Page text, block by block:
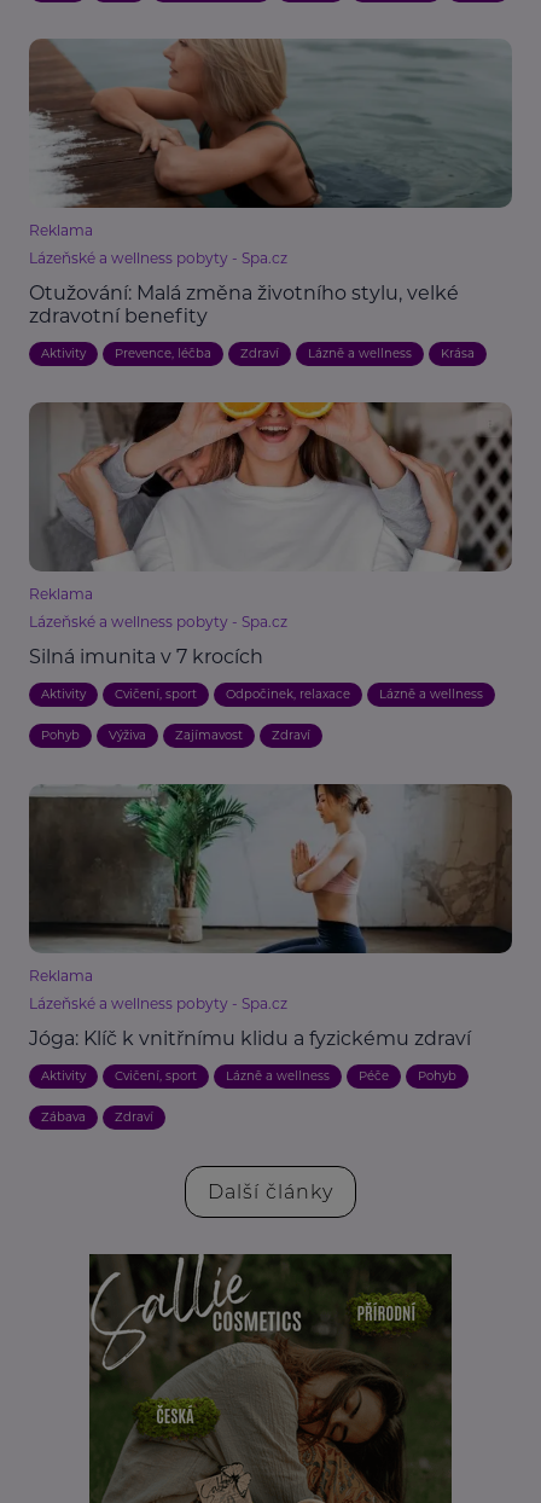
Reklama
Lázeňské a wellness pobyty - Spa.cz
Otužování: Malá změna životního stylu, velké
zdravotní benefity
Aktivity Prevence, léčba Zdraví Lázně a wellness Krása
Reklama
Lázeňské a wellness pobyty - Spa.cz
Silná imunita v 7 krocích
Aktivity Cvičení, sport Odpočinek, relaxace Lázně a wellness
Pohyb Výživa Zajímavost Zdraví
Reklama
Lázeňské a wellness pobyty - Spa.cz
Jóga: Klíč k vnitřnímu klidu a fyzickému zdraví
Aktivity Cvičení, sport Lázně a wellness Péče Pohyb
Zábava Zdraví
Další články